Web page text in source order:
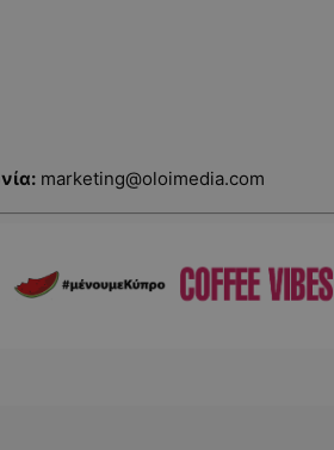
marketing@oloimedia.com